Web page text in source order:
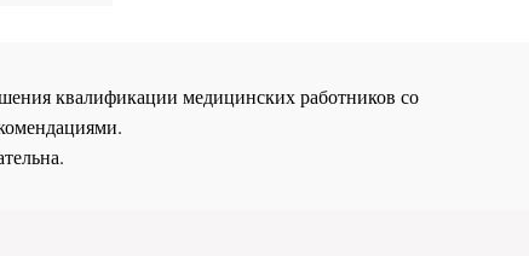
квалификации медицинских работников со